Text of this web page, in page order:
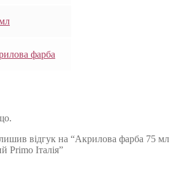
фарба
відгук на “Акрилова фарба 75 мл
Primo Італія”